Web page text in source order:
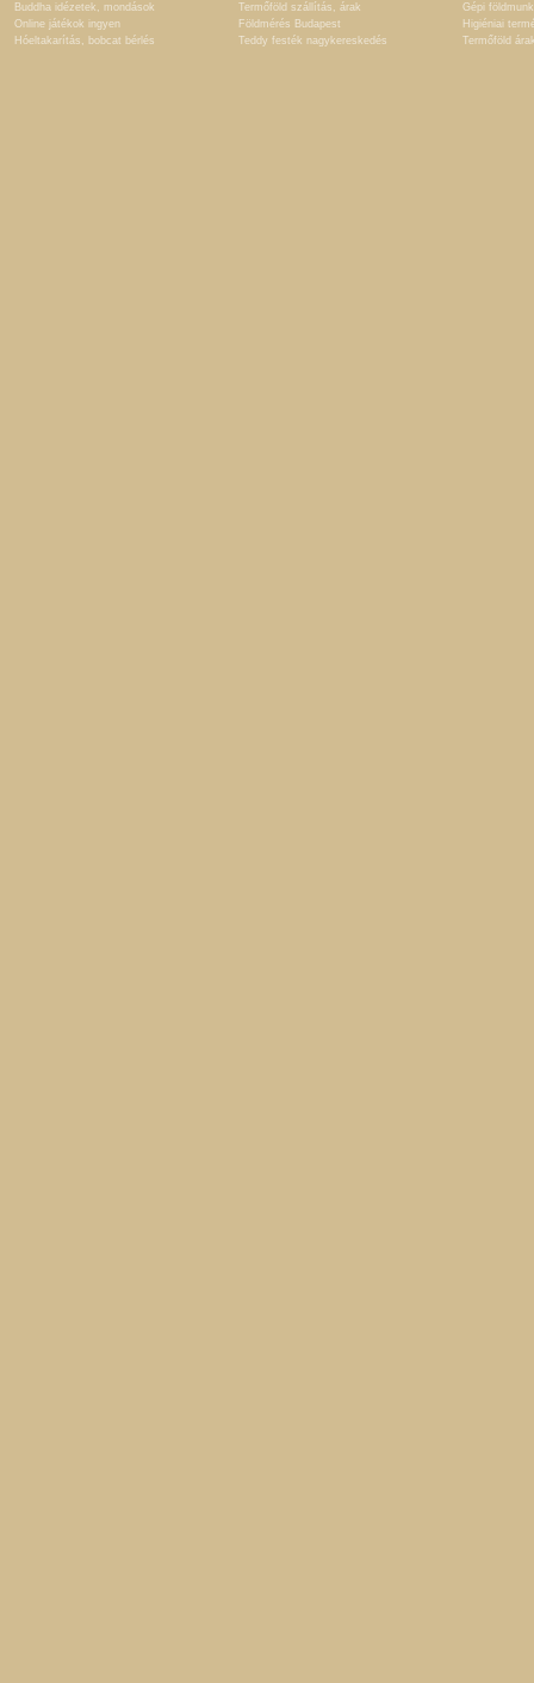
Buddha idézetek, mondások
Termőföld szállítás, árak
Gépi
Online játékok ingyen
Földmérés Budapest
Higiéniai
Hóeltakarítás, bobcat bérlés
Teddy festék nagykereskedés Termőföld